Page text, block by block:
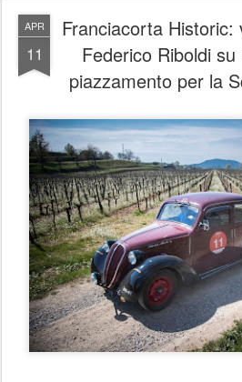
APR
11
Franciacorta
Federico Riboldi
piazzamento per la